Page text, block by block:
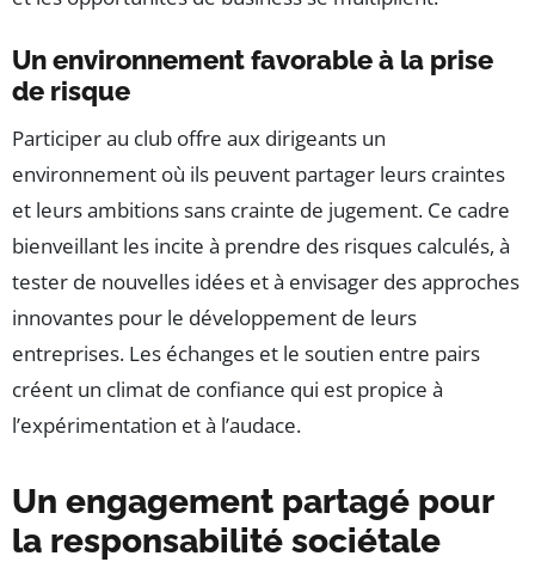
Un environnement favorable à la prise
de risque
Participer au club offre aux dirigeants un
environnement où ils peuvent partager leurs craintes
et leurs ambitions sans crainte de jugement. Ce cadre
bienveillant les incite à prendre des risques calculés, à
tester de nouvelles idées et à envisager des approches
innovantes pour le développement de leurs
entreprises. Les échanges et le soutien entre pairs
créent un climat de confiance qui est propice à
l’expérimentation et à l’audace.
Un engagement partagé pour
la responsabilité sociétale